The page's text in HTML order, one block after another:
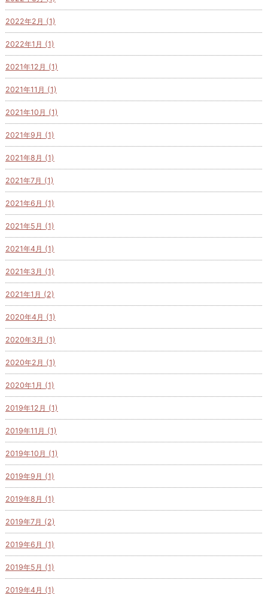
2022年2月 (1)
2022年1月 (1)
2021年12月 (1)
2021年11月 (1)
2021年10月 (1)
2021年9月 (1)
2021年8月 (1)
2021年7月 (1)
2021年6月 (1)
2021年5月 (1)
2021年4月 (1)
2021年3月 (1)
2021年1月 (2)
2020年4月 (1)
2020年3月 (1)
2020年2月 (1)
2020年1月 (1)
2019年12月 (1)
2019年11月 (1)
2019年10月 (1)
2019年9月 (1)
2019年8月 (1)
2019年7月 (2)
2019年6月 (1)
2019年5月 (1)
2019年4月 (1)